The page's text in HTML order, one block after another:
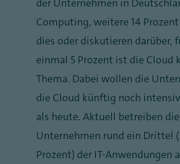
der Unternehmen in
Computing, weitere 14
dies oder diskutieren darüber,
einmal 5 Prozent ist die Cloud
Thema. Dabei wollen die
die Cloud künftig noch
als heute. Aktuell betreiben die
Unternehmen rund ein Drittel
Prozent) der IT-Anwendungen